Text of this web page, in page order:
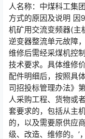
人名称：中煤科工集
方式的原因及说明
机矿用交流变频器(主
逆变器整流单元故障
维修后需经采煤机控
技术要求。具体维修
配件明细后，按照具
司招投标管理办法》
人采购工程、货物或
套要求的，包括从主
的，以及需要原供应
级、改造、维修的。’